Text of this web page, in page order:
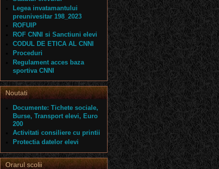
Legea invatamantului
preunivesitar 198_2023
ROFUIP
ROF CNNI si Sanctiuni elevi
CODUL DE ETICA AL CNNI
Proceduri
Regulament acces baza
sportiva CNNI
Noutati
Documente: Tichete sociale,
Burse, Transport elevi, Euro
200
Activitati consiliere cu printii
Protectia datelor elevi
Orarul scolii